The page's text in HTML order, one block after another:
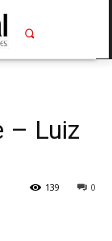
– Luiz
0
139